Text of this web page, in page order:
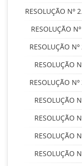
RESOLUÇÃO Nº
RESOLUÇÃO
RESOLUÇÃO
RESOLUÇÃO
RESOLUÇÃO
RESOLUÇÃO
RESOLUÇÃO
RESOLUÇÃO
RESOLUÇÃO